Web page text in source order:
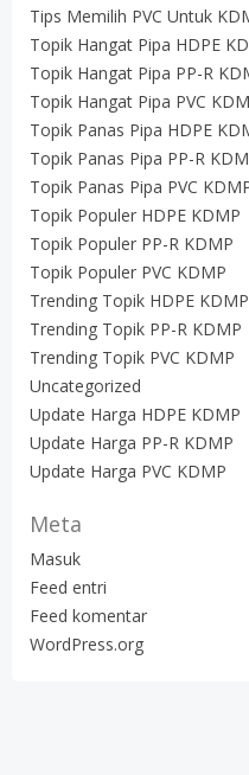
Tips Memilih PVC Untuk
Topik Hangat Pipa HDPE
Topik Hangat Pipa PP-R
Topik Hangat Pipa PVC
Topik Panas Pipa HDPE
Topik Panas Pipa PP-R
Topik Panas Pipa PVC
Topik Populer HDPE KDMP
Topik Populer PP-R KDMP
Topik Populer PVC KDMP
Trending Topik HDPE KDMP
Trending Topik PP-R KDMP
Trending Topik PVC KDMP
Uncategorized
Update Harga HDPE KDMP
Update Harga PP-R KDMP
Update Harga PVC KDMP
Meta
Masuk
Feed entri
Feed komentar
WordPress.org